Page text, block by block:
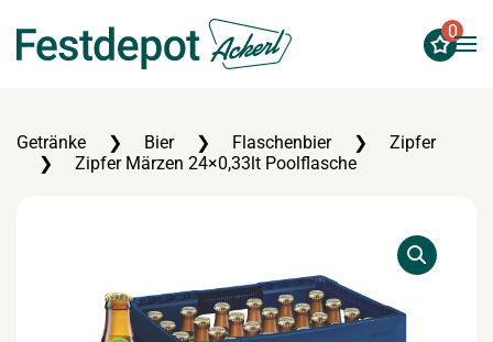
Zum Hauptinhalt springen
0
Getränke Bier Flaschenbier
Zipfer
Zipfer Märzen 24×0,33lt Poolflasche